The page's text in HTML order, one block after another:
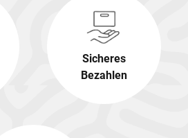
Sicheres
Bezahlen